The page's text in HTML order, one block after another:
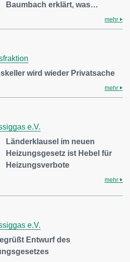
Baumbach erklärt, was…
mehr
wird wieder Privatsache
mehr
e.V.
Länderklausel im neuen
Heizungsgesetz ist Hebel für
Heizungsverbote
mehr
e.V.
Entwurf des